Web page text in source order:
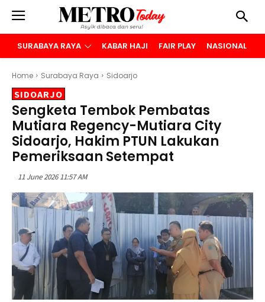
SURABAYA RAYA KABAR HAJI FAIR PLAY NASIONAL
Home Surabaya Raya Sidoarjo
SIDOARJO
Sengketa Tembok Pembatas
Mutiara Regency-Mutiara City
Sidoarjo, Hakim PTUN Lakukan
Pemeriksaan Setempat
11 June 2026 11:57 AM